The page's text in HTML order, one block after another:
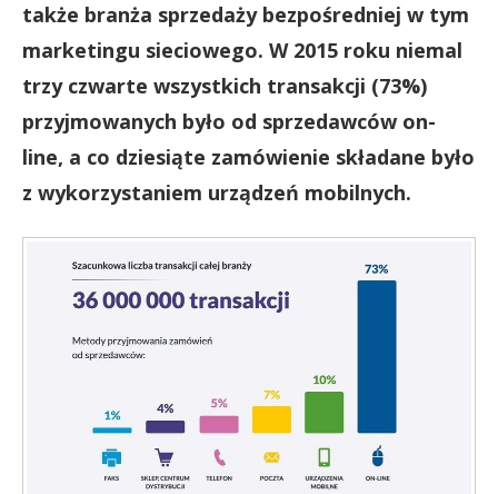
także branża sprzedaży bezpośredniej w tym
marketingu sieciowego. W 2015 roku niemal
trzy czwarte wszystkich transakcji (73%)
przyjmowanych było od sprzedawców on-
line, a co dziesiąte zamówienie składane było
z wykorzystaniem urządzeń mobilnych.